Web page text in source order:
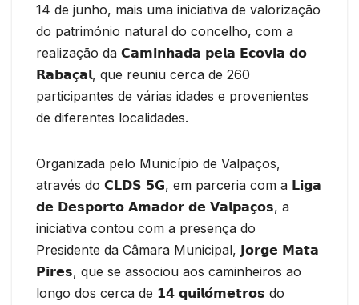
14 de junho, mais uma iniciativa de valorização
do património natural do concelho, com a
realização da 𝗖𝗮𝗺𝗶𝗻𝗵𝗮𝗱𝗮 𝗽𝗲𝗹𝗮 𝗘𝗰𝗼𝘃𝗶𝗮 𝗱𝗼
𝗥𝗮𝗯𝗮𝗰̧𝗮𝗹, que reuniu cerca de 260
participantes de várias idades e provenientes
de diferentes localidades.
Organizada pelo Município de Valpaços,
através do 𝗖𝗟𝗗𝗦 𝟱𝗚, em parceria com a 𝗟𝗶𝗴𝗮
𝗱𝗲 𝗗𝗲𝘀𝗽𝗼𝗿𝘁𝗼 𝗔𝗺𝗮𝗱𝗼𝗿 𝗱𝗲 𝗩𝗮𝗹𝗽𝗮𝗰̧𝗼𝘀, a
iniciativa contou com a presença do
Presidente da Câmara Municipal, 𝗝𝗼𝗿𝗴𝗲 𝗠𝗮𝘁𝗮
𝗣𝗶𝗿𝗲𝘀, que se associou aos caminheiros ao
longo dos cerca de 𝟭𝟰 𝗾𝘂𝗶𝗹𝗼́𝗺𝗲𝘁𝗿𝗼𝘀 do